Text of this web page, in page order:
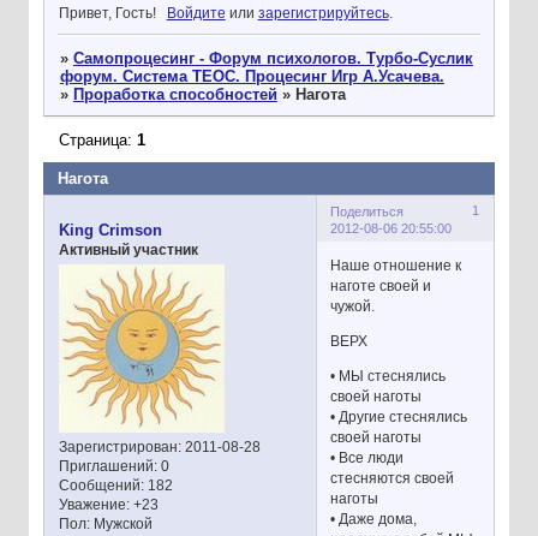
Привет, Гость! Войдите или зарегистрируйтесь.
» Самопроцесинг - Форум психологов. Турбо-Суслик
форум. Система ТЕОС. Процесинг Игр А.Усачева.
» Проработка способностей » Нагота
Нагота
Страница: 1
Поделиться
1
2012-08-06 20:55:00
King Crimson
Активный участник
Зарегистрирован: 2011-08-28
Приглашений:0
Сообщений:182
Уважение: +23
Пол:Мужской
Наше отношение к
наготе своей и
чужой.
ВЕРХ
• МЫ стеснялись
своей наготы
• Другие стеснялись
своей наготы
• Все люди
стесняются своей
наготы
• Даже дома,